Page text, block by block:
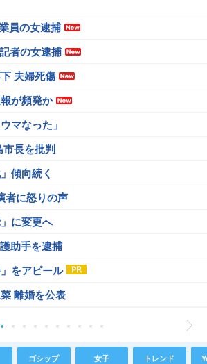
員の女逮捕
者の女逮捕
夫婦死傷
が頻発か
マなった」
市長を批判
傾向続く
者に怒りの声
に変更へ
助手を逮捕
をアピール
離婚を公表
ゴシップ 女子 トレンド